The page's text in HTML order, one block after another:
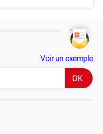
Voir un exemple